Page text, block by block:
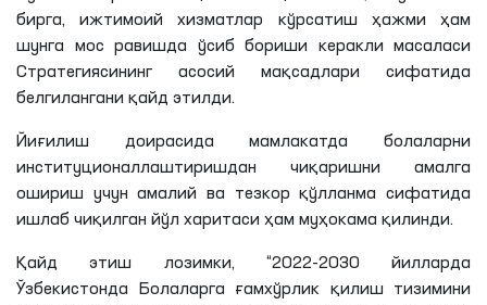
бирга, ижтимоий хизматлар кўрсатиш ҳажми ҳам
шунга мос равишда ўсиб бориши керакли масаласи
Стратегиясининг асосий мақсадлари сифатида
белгилангани қайд этилди.
Йиғилиш доирасида мамлакатда болаларни
институционаллаштиришдан чиқаришни амалга
ошириш учун амалий ва тезкор қўлланма сифатида
ишлаб чиқилган йўл харитаси ҳам муҳокама қилинди.
Қайд этиш лозимки, “2022-2030 йилларда
Ўзбекистонда Болаларга ғамхўрлик қилиш тизимини